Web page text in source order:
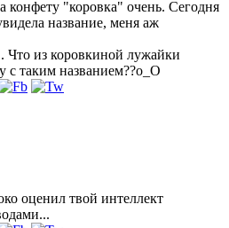
конфету "коровка" очень. Сегодня
название, меня аж
из коровкиной лужайки
с таким названием??о_О
оценил твой интеллект